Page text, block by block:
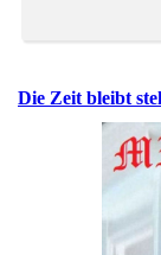
Die Zeit bleibt